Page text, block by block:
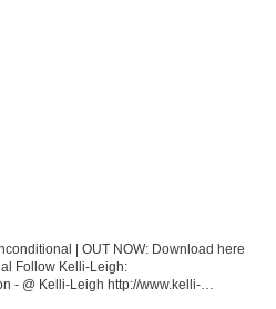
| OUT NOW: Download here
Follow Kelli-Leigh:
- @ Kelli-Leigh http://www.kelli-